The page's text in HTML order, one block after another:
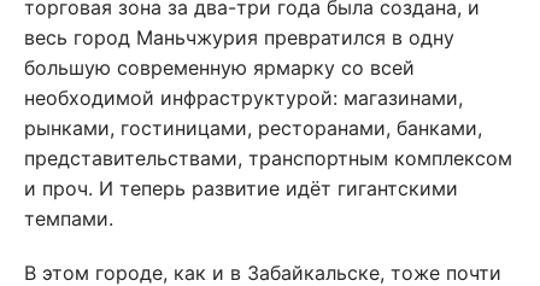
торговая зона за два-три года была создана, и
весь город Маньчжурия превратился в одну
большую современную ярмарку со всей
необходимой инфраструктурой: магазинами,
рынками, гостиницами, ресторанами, банками,
представительствами, транспортным комплексом
и проч. И теперь развитие идёт гигантскими
темпами.
В этом городе, как и в Забайкальске, тоже почти